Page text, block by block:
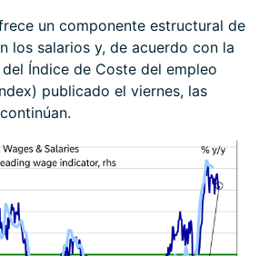
un componente estructural de
los salarios y, de acuerdo con la
Índice de Coste del empleo
publicado el viernes, las